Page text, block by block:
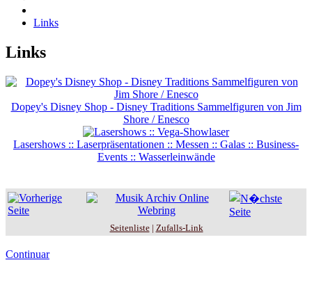
Links
Links
Dopey's Disney Shop - Disney Traditions Sammelfiguren von Jim
Shore / Enesco
Lasershows :: Laserpräsentationen :: Messen :: Galas :: Business-
Events :: Wasserleinwände
Seitenliste| Zufalls-Link
Continuar